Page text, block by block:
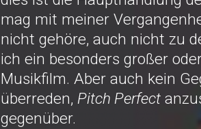
mag mit meiner
nicht gehöre, auch nicht zu
ich ein besonders großer
Musikfilm. Aber auch kein
überreden, Pitch Perfect
gegenüber.